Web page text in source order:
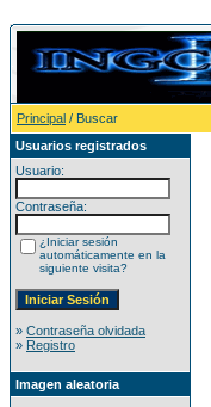
Principal / Buscar
Usuarios registrados
Usuario:
Contraseña:
¿Iniciar sesión
automáticamente en la
siguiente visita?
» Contraseña olvidada
» Registro
Imagen aleatoria